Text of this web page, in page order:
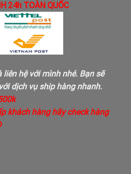
24h TOÀN QUỐC
hệ với mình nhé. Bạn sẽ
dịch vụ ship hàng nhanh.
khách hàng hãy check hàng